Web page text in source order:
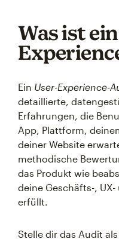
Was ist
Ein User-Experience-
detaillierte,
Erfahrungen, die
App, Plattform,
deiner Website
methodische
das Produkt wie
deine Geschäfts-,
erfüllt.
Stelle dir das Audit